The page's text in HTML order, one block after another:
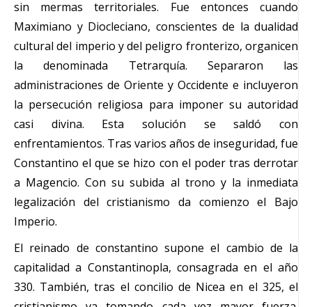
sin mermas territoriales. Fue entonces cuando
Maximiano y Diocleciano, conscientes de la dualidad
cultural del imperio y del peligro fronterizo, organicen
la denominada Tetrarquía. Separaron las
administraciones de Oriente y Occidente e incluyeron
la persecución religiosa para imponer su autoridad
casi divina. Esta solución se saldó con
enfrentamientos. Tras varios años de inseguridad, fue
Constantino el que se hizo con el poder tras derrotar
a Magencio. Con su subida al trono y la inmediata
legalización del cristianismo da comienzo el Bajo
Imperio.
El reinado de constantino supone el cambio de la
capitalidad a Constantinopla, consagrada en el año
330. También, tras el concilio de Nicea en el 325, el